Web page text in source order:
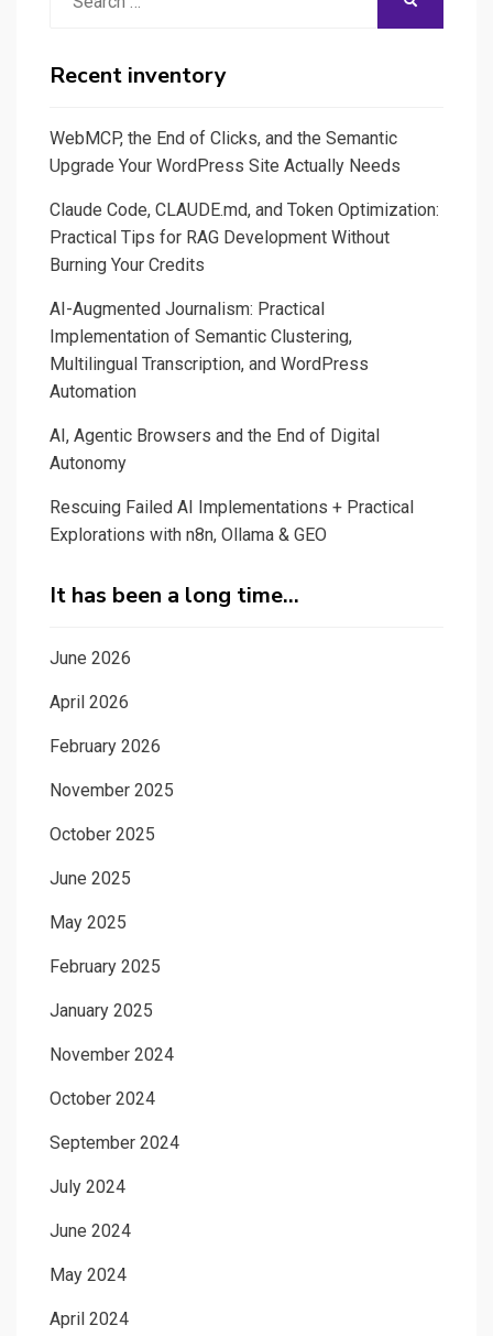
Recent inventory
WebMCP, the End of Clicks, and the Semantic
Upgrade Your WordPress Site Actually Needs
Claude Code, CLAUDE.md, and Token Optimization:
Practical Tips for RAG Development Without
Burning Your Credits
AI-Augmented Journalism: Practical
Implementation of Semantic Clustering,
Multilingual Transcription, and WordPress
Automation
AI, Agentic Browsers and the End of Digital
Autonomy
Rescuing Failed AI Implementations + Practical
Explorations with n8n, Ollama & GEO
It has been a long time…
June 2026
April 2026
February 2026
November 2025
October 2025
June 2025
May 2025
February 2025
January 2025
November 2024
October 2024
September 2024
July 2024
June 2024
May 2024
April 2024